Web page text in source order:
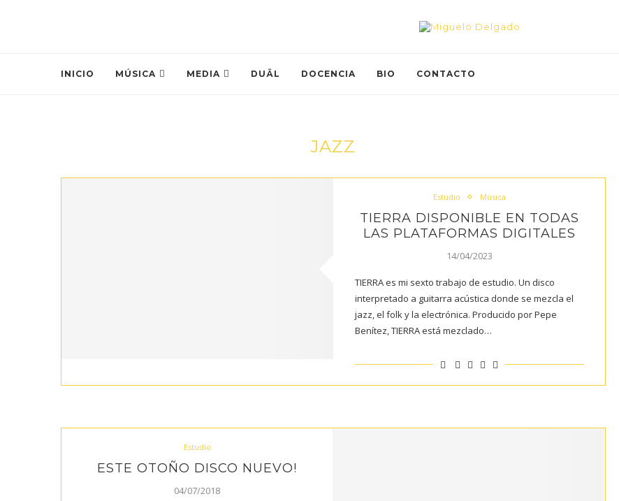
INICIO MÚSICA MEDIA DUÄL DOCENCIA BIO CONTACTO
JAZZ
Estudio Música
TIERRA DISPONIBLE EN TODAS
LAS PLATAFORMAS DIGITALES
14/04/2023
TIERRA es mi sexto trabajo de estudio. Un disco
interpretado a guitarra acústica donde se mezcla el
jazz, el folk y la electrónica. Producido por Pepe
Benítez, TIERRA está mezclado…
Estudio
ESTE OTOÑO DISCO NUEVO!
04/07/2018